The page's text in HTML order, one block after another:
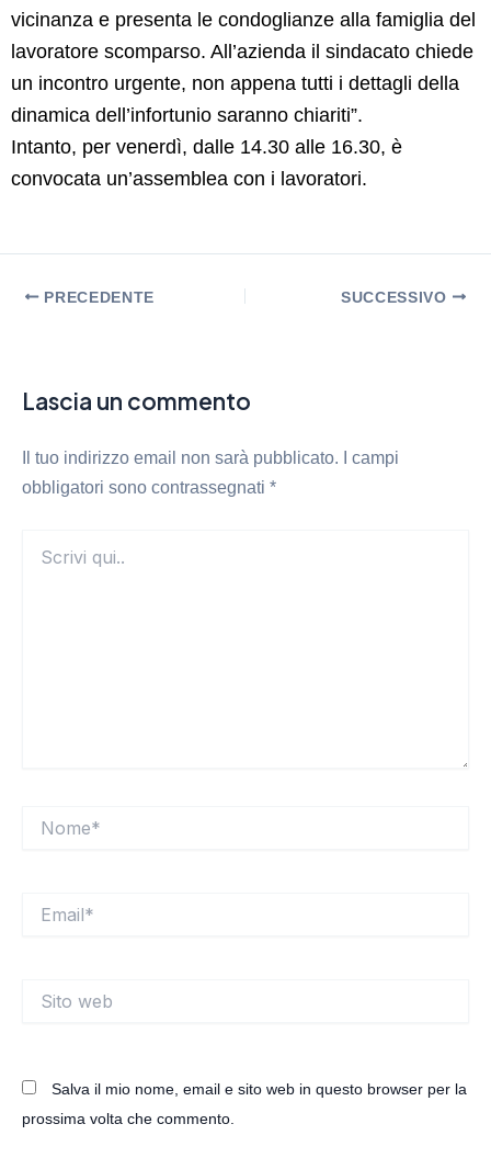
vicinanza e presenta le condoglianze alla famiglia del
lavoratore scomparso. All’azienda il sindacato chiede
un incontro urgente, non appena tutti i dettagli della
dinamica dell’infortunio saranno chiariti”.
Intanto, per venerdì, dalle 14.30 alle 16.30, è
convocata un’assemblea con i lavoratori.
PRECEDENTE SUCCESSIVO
Lascia un commento
Il tuo indirizzo email non sarà pubblicato. I campi
obbligatori sono contrassegnati *
qui..
web
Salva il mio nome, email e sito web in questo browser per la
prossima volta che commento.